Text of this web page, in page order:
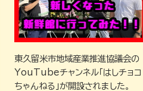
東久留米市地域産業推進協議会の
YouTubeチャンネル「はしチョコ
ちゃんねる」が開設されました。